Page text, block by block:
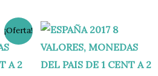
¡Oferta!